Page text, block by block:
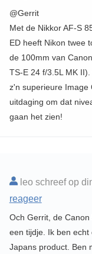
@Gerrit
Met de Nikkor AF-S
ED heeft Nikon twee
de 100mm van
TS-E 24 f/3.5L MK
z'n superieure Image
uitdaging om dat
gaan het zien!
leo schreef op
reageer
Och Gerrit, de
een tijdje. Ik ben
Japans product. Ben